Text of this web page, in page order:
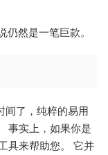
然是一笔巨款。
间了，纯粹的易用
事实上，如果你是
具来帮助您。 它并